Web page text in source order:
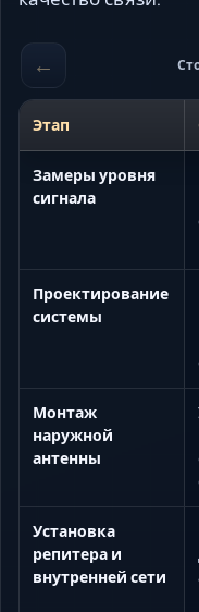
←
Этап
Замеры уровня
сигнала
Проектирование
системы
Монтаж
наружной
антенны
Установка
репитера и
внутренней сети